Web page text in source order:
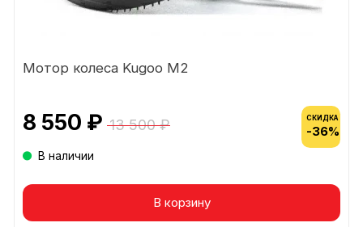
Мотор колеса Kugoo M2
8 550 ₽ 13 500 ₽ СКИДКА
-36%
В наличии
В корзину